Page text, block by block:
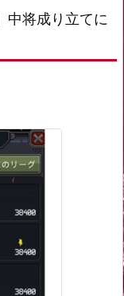
中将成り立てに